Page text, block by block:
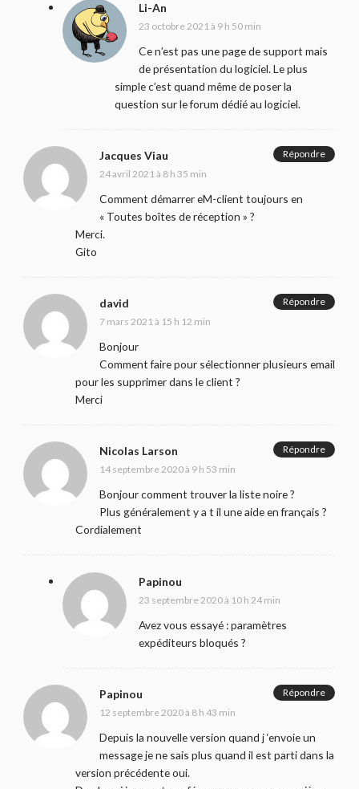
Li-An
23 octobre 2021 à 9 h 50 min
Ce n’est pas une page de support mais
de présentation du logiciel. Le plus
simple c’est quand même de poser la
question sur le forum dédié au logiciel.
Jacques Viau
24 avril 2021 à 8 h 35 min
Comment démarrer eM-client toujours en
« Toutes boîtes de réception » ?
Merci.
Gito
Répondre
david
7 mars 2021 à 15 h 12 min
Bonjour
Comment faire pour sélectionner plusieurs email
pour les supprimer dans le client ?
Merci
Répondre
Nicolas Larson
14 septembre 2020 à 9 h 53 min
Bonjour comment trouver la liste noire ?
Plus généralement y a t il une aide en français ?
Cordialement
Répondre
Papinou
23 septembre 2020 à 10 h 24 min
Avez vous essayé : paramètres
expéditeurs bloqués ?
Papinou
12 septembre 2020 à 8 h 43 min
Depuis la nouvelle version quand j ‘envoie un
message je ne sais plus quand il est parti dans la
version précédente oui.
Répondre